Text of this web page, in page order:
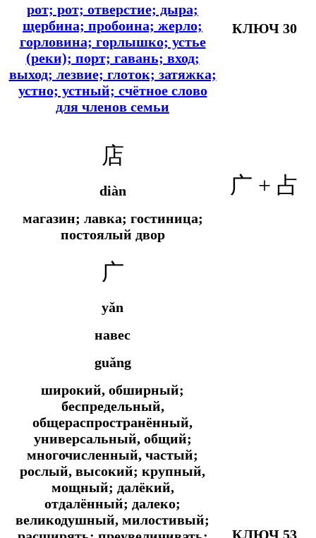
рот; рот; отверстие; дыра;
щербина; пробоина; жерло;
горловина; горлышко; устье
(реки); порт; гавань; вход;
выход; лезвие; глоток; затяжка;
устно; устный; счётное слово
для членов семьи
КЛЮЧ 30
店
diàn
магазин; лавка; гостиница;
постоялый двор
广 + 占
广
yǎn
навес
guǎng
широкий, обширный;
беспредельный,
общераспространённый,
универсальный, общий;
многочисленный, частый;
рослый, высокий; крупный,
мощный; далёкий,
отдалённый; далеко;
великодушный, милостивый;
КЛЮЧ 53